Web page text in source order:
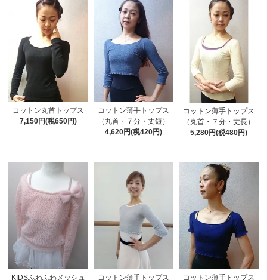
コットン丸首トップス
7,150円(税650円)
コットン薄手トップス
（丸首・７分・丈短）
4,620円(税420円)
コットン薄手トップス
（丸首・７分・丈長）
5,280円(税480円)
KIDSふわふわメッシュ
コットン薄手トップス
コットン薄手トップス